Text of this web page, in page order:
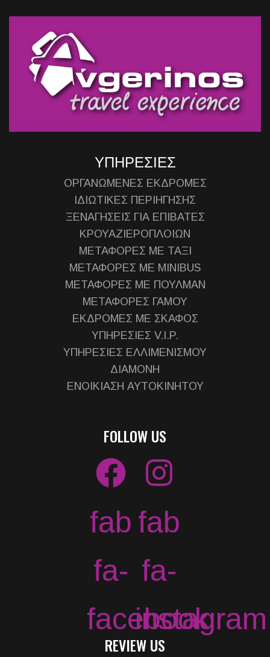
ΥΠΗΡΕΣΙΕΣ
ΟΡΓΑΝΩΜΕΝΕΣ ΕΚΔΡΟΜΕΣ
ΙΔΙΩΤΙΚΕΣ ΠΕΡΙΗΓΗΣΗΣ
ΞΕΝΑΓΗΣΕΙΣ ΓΙΑ ΕΠΙΒΑΤΕΣ
ΚΡΟΥΑΖΙΕΡΟΠΛΟΙΩΝ
ΜΕΤΑΦΟΡΕΣ ΜΕ ΤΑΞΙ
ΜΕΤΑΦΟΡΕΣ ΜΕ MINIBUS
ΜΕΤΑΦΟΡΕΣ ΜΕ ΠΟΥΛΜΑΝ
ΜΕΤΑΦΟΡΕΣ ΓΑΜΟΥ
ΕΚΔΡΟΜΕΣ ΜΕ ΣΚΑΦΟΣ
ΥΠΗΡΕΣΙΕΣ V.I.P.
ΥΠΗΡΕΣΙΕΣ ΕΛΛΙΜΕΝΙΣΜΟΥ
ΔΙΑΜΟΝΗ
ΕΝΟΙΚΙΑΣΗ ΑΥΤΟΚΙΝΗΤΟΥ
FOLLOW US
fab
fa-
facebook
fab
fa-
instagram
REVIEW US